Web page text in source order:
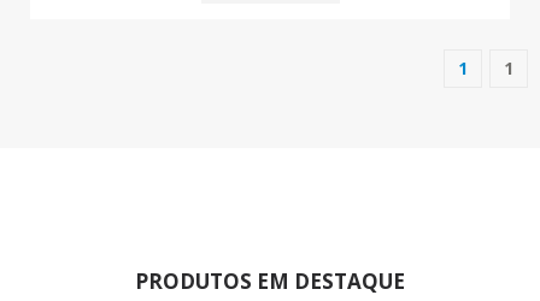
1(current)
1
PRODUTOS EM DESTAQUE